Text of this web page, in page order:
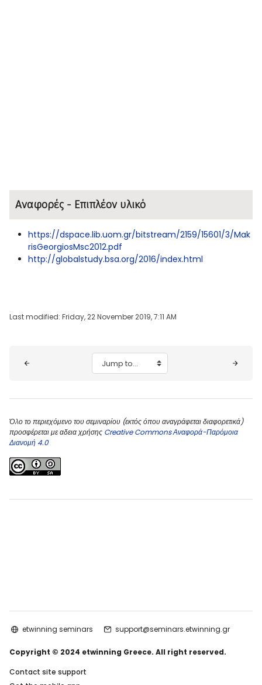
Αναφορές - Επιπλέον υλικό
https://dspace.lib.uom.gr/bitstream/2159/15601/3/Mak
risGeorgiosMsc2012.pdf
http://globalstudy.bsa.org/2016/index.html
Last modified: Friday, 22 November 2019, 7:11 AM
Jump to...
Όλο το περιεχόμενο του σεμιναρίου (εκτός όπου αναγράφεται διαφορετικά)
προσφέρεται με αδεια χρήσης Creative Commons Αναφορά-Παρόμοια
Διανομή 4.0
etwinning seminars support@seminars.etwinning.gr
Copyright © 2024 etwinning Greece. All right reserved.
Contact site support